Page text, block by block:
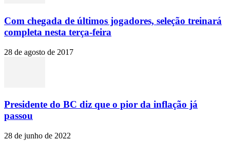
Com chegada de últimos jogadores, seleção treinará
completa nesta terça-feira
28 de agosto de 2017
Presidente do BC diz que o pior da inflação já
passou
28 de junho de 2022